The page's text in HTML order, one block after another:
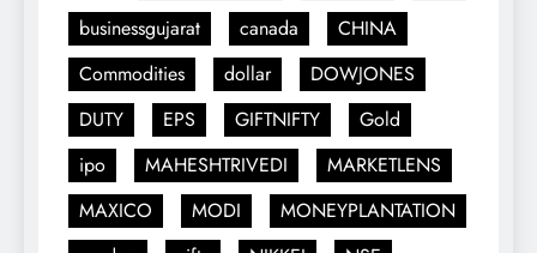
businessgujarat
canada
CHINA
Commodities
dollar
DOWJONES
DUTY
EPS GIFTNIFTY
Gold
ipo
MAHESHTRIVEDI
MARKETLENS
MAXICO
MODI
MONEYPLANTATION